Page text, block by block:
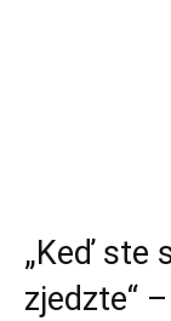
„Keď ste
zjedzte“